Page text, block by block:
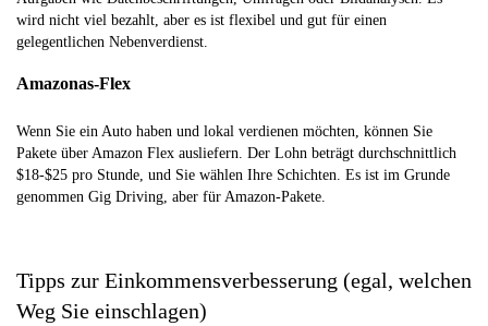
wird nicht viel bezahlt, aber es ist flexibel und gut für einen
gelegentlichen Nebenverdienst.
Amazonas-Flex
Wenn Sie ein Auto haben und lokal verdienen möchten, können Sie
Pakete über Amazon Flex ausliefern. Der Lohn beträgt durchschnittlich
$18-$25 pro Stunde, und Sie wählen Ihre Schichten. Es ist im Grunde
genommen Gig Driving, aber für Amazon-Pakete.
Tipps zur Einkommensverbesserung (egal, welchen
Weg Sie einschlagen)